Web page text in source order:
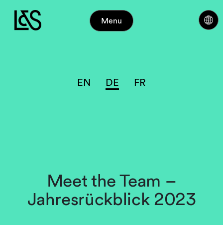
Menu
EN DE FR
Meet the Team –
Jahresrückblick 2023